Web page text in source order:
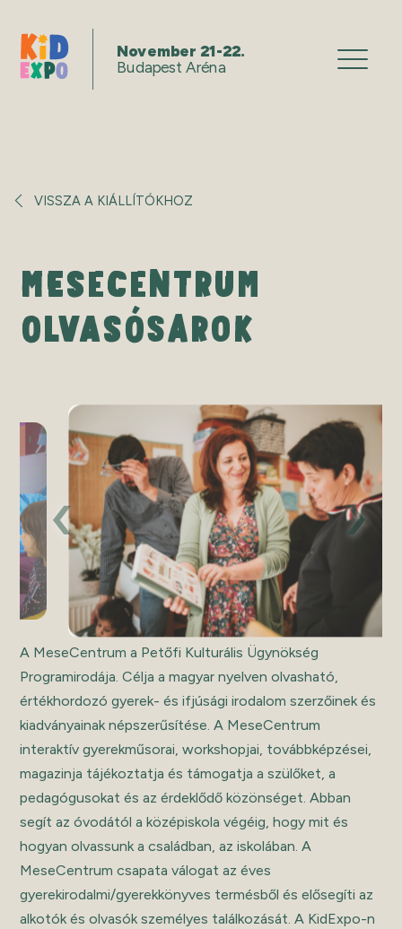
November 21-22.
Budapest Aréna
VISSZA A KIÁLLÍTÓKHOZ
MESECENTRUM
OLVASÓSAROK
‹ ›
A MeseCentrum a Petőfi Kulturális Ügynökség
Programirodája. Célja a magyar nyelven olvasható,
értékhordozó gyerek- és ifjúsági irodalom szerzőinek és
kiadványainak népszerűsítése. A MeseCentrum
interaktív gyerekműsorai, workshopjai, továbbképzései,
magazinja tájékoztatja és támogatja a szülőket, a
pedagógusokat és az érdeklődő közönséget. Abban
segít az óvodától a középiskola végéig, hogy mit és
hogyan olvassunk a családban, az iskolában. A
MeseCentrum csapata válogat az éves
gyerekirodalmi/gyerekkönyves termésből és elősegíti az
alkotók és olvasók személyes találkozását. A KidExpo-n